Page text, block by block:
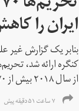
ایران را
بنابر یک گزارش غیر
کنگره ارائه شد،
از سال ۲۰۱۸ بیش از ۷۰...
۷ ساعت ۵۱ دقیقه پیش